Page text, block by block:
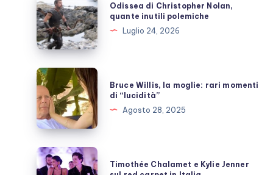
di
Christopher
Nolan,
quante
inutili
polemiche
Odissea di Christopher Nolan,
quante inutili polemiche
Luglio 24, 2026
Bruce
Willis,
la
moglie:
rari
momenti
di
Bruce Willis, la moglie: rari momenti
di “lucidità”
Agosto 28, 2025
Timothée
Chalamet
Timothée Chalamet e Kylie Jenner